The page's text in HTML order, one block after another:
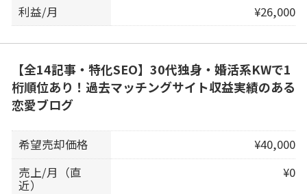
利益/月
¥26,000
【全14記事・特化SEO】30代独身・婚活系KWで1
桁順位あり！過去マッチングサイト収益実績のある
恋愛ブログ
希望売却価格
¥40,000
売上/月（直
近）
¥0